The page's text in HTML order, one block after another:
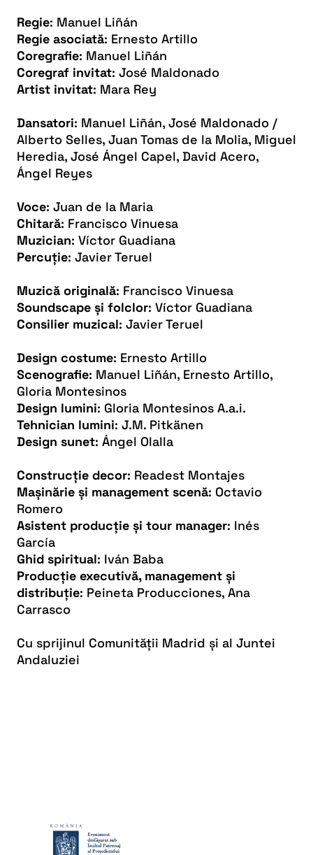
Regie: Manuel Liñán
Regie asociată: Ernesto Artillo
Coregrafie: Manuel Liñán
Coregraf invitat: José Maldonado
Artist invitat: Mara Rey
Dansatori: Manuel Liñán, José Maldonado /
Alberto Selles, Juan Tomas de la Molia, Miguel
Heredia, José Ángel Capel, David Acero,
Ángel Reyes
Voce: Juan de la Maria
Chitară: Francisco Vinuesa
Muzician: Víctor Guadiana
Percuție: Javier Teruel
Muzică originală: Francisco Vinuesa
Soundscape și folclor: Víctor Guadiana
Consilier muzical: Javier Teruel
Design costume: Ernesto Artillo
Scenografie: Manuel Liñán, Ernesto Artillo,
Gloria Montesinos
Design lumini: Gloria Montesinos A.a.i.
Tehnician lumini: J.M. Pitkänen
Design sunet: Ángel Olalla
Construcție decor: Readest Montajes
Mașinărie și management scenă: Octavio
Romero
Asistent producție și tour manager: Inés
García
Ghid spiritual: Iván Baba
Producție executivă, management și
distribuție: Peineta Producciones, Ana
Carrasco
Cu sprijinul Comunității Madrid și al Juntei
Andaluziei